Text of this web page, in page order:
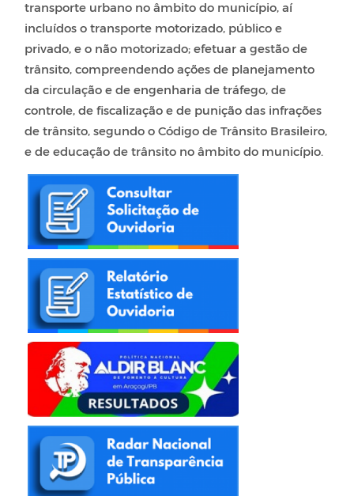
transporte urbano no âmbito do município, aí
incluídos o transporte motorizado, público e
privado, e o não motorizado; efetuar a gestão de
trânsito, compreendendo ações de planejamento
da circulação e de engenharia de tráfego, de
controle, de fiscalização e de punição das infrações
de trânsito, segundo o Código de Trânsito Brasileiro,
e de educação de trânsito no âmbito do município.